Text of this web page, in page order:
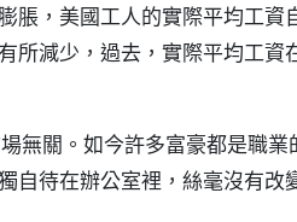
脹，美國工人的實際平均工資
所減少，過去，實際平均工資
無關。如今許多富豪都是職業
自待在辦公室裡，絲毫沒有改